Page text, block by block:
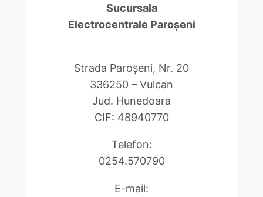
Sucursala
Electrocentrale Paroşeni
Strada Paroşeni, Nr. 20
336250 – Vulcan
Jud. Hunedoara
CIF: 48940770
Telefon:
0254.570790
E-mail: